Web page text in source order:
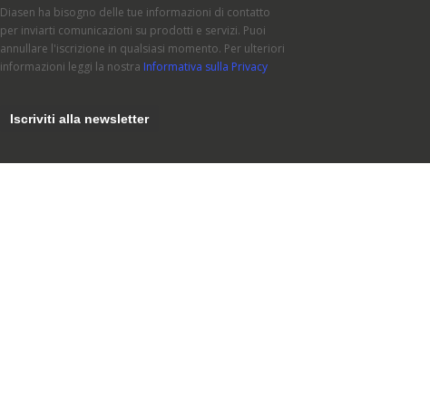
Diasen ha bisogno delle tue informazioni di contatto
per inviarti comunicazioni su prodotti e servizi. Puoi
annullare l'iscrizione in qualsiasi momento. Per ulteriori
informazioni leggi la nostra Informativa sulla Privacy